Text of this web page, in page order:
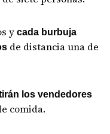
y cada burbuja
de distancia una de
los vendedores
comida.